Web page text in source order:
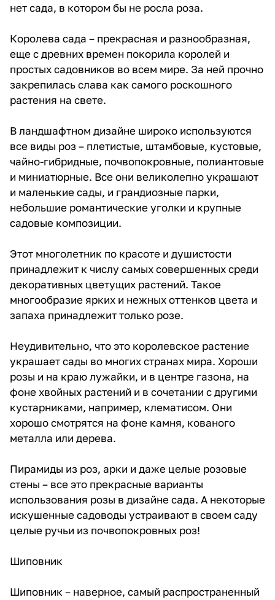
нет сада, в котором бы не росла роза.
Королева сада – прекрасная и разнообразная,
еще с древних времен покорила королей и
простых садовников во всем мире. За ней прочно
закрепилась слава как самого роскошного
растения на свете.
В ландшафтном дизайне широко используются
все виды роз – плетистые, штамбовые, кустовые,
чайно-гибридные, почвопокровные, полиантовые
и миниатюрные. Все они великолепно украшают
и маленькие сады, и грандиозные парки,
небольшие романтические уголки и крупные
садовые композиции.
Этот многолетник по красоте и душистости
принадлежит к числу самых совершенных среди
декоративных цветущих растений. Такое
многообразие ярких и нежных оттенков цвета и
запаха принадлежит только розе.
Неудивительно, что это королевское растение
украшает сады во многих странах мира. Хороши
розы и на краю лужайки, и в центре газона, на
фоне хвойных растений и в сочетании с другими
кустарниками, например, клематисом. Они
хорошо смотрятся на фоне камня, кованого
металла или дерева.
Пирамиды из роз, арки и даже целые розовые
стены – все это прекрасные варианты
использования розы в дизайне сада. А некоторые
искушенные садоводы устраивают в своем саду
целые ручьи из почвопокровных роз!
Шиповник
Шиповник – наверное, самый распространенный